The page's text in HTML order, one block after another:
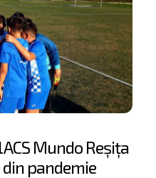
Mundo Reșița
pandemie